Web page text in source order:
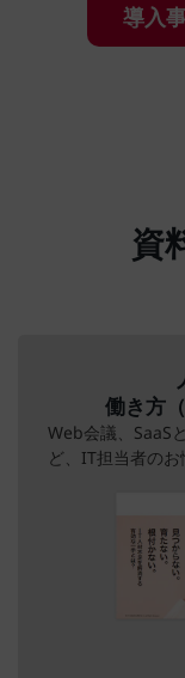
導入
資
働き方
Web会議、SaaS
ど、IT担当者のお